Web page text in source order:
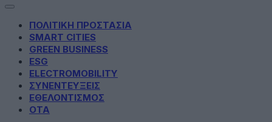
ΠΟΛΙΤΙΚΗ ΠΡΟΣΤΑΣΙΑ
SMART CITIES
GREEN BUSINESS
ESG
ELECTROMOBILITY
ΣΥΝΕΝΤΕΥΞΕΙΣ
ΕΘΕΛΟΝΤΙΣΜΟΣ
ΟΤΑ